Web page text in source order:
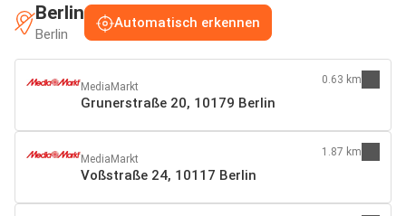
Berlin
Berlin
Automatisch erkennen
MediaMarkt
Grunerstraße 20, 10179 Berlin
0.63 km
MediaMarkt
Voßstraße 24, 10117 Berlin
1.87 km